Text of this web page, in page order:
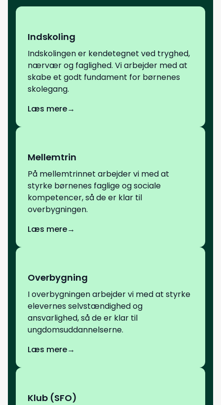
Indskoling
Indskolingen er kendetegnet ved tryghed,
nærvær og faglighed. Vi arbejder med at
skabe et godt fundament for børnenes
skolegang.
Læs mere→
Mellemtrin
På mellemtrinnet arbejder vi med at
styrke børnenes faglige og sociale
kompetencer, så de er klar til
overbygningen.
Læs mere→
Overbygning
I overbygningen arbejder vi med at styrke
elevernes selvstændighed og
ansvarlighed, så de er klar til
ungdomsuddannelserne.
Læs mere→
Klub (SFO)